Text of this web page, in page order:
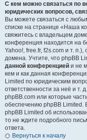
С кем можно связаться по
юридических вопросов,
Вы можете связаться с
списке на странице «Наша
свяжитесь с владельцем
конференция находится на
Yahoo!, free.fr, f2s.com и т.
домена. Учтите, что phpBB
данной конференцией и не
кем и как данная
Limited по юридическим
ответственности за неё и т.
phpBB.com или которые
обеспечению phpBB Limited.
phpBB Limited об
то не ждите подробного
ответа.
Вернуться к началу